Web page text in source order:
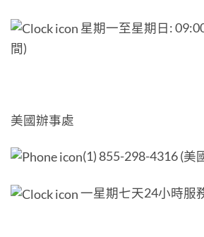
星期一至星期日:
間)
美國辦事處
(1) 855-298-4316 (美
一星期七天24小時服